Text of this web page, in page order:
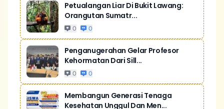
Petualangan Liar Di Bukit Lawang:
Orangutan Sumatr...
0 0
Penganugerahan Gelar Profesor
Kehormatan Dari Sill...
0 0
Membangun Generasi Tenaga
Kesehatan Unggul Dan Men...